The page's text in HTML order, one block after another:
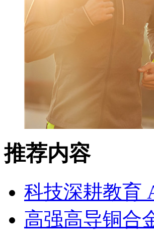
推荐内容
科技深耕教育
高强高导铜合